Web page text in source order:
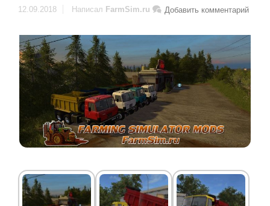
12.09.2018 Добавить комментарий
Написал FarmSim.ru